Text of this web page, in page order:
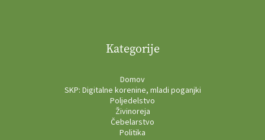
Kategorije
Domov
SKP: Digitalne korenine, mladi poganjki
Poljedelstvo
Živinoreja
Čebelarstvo
Politika